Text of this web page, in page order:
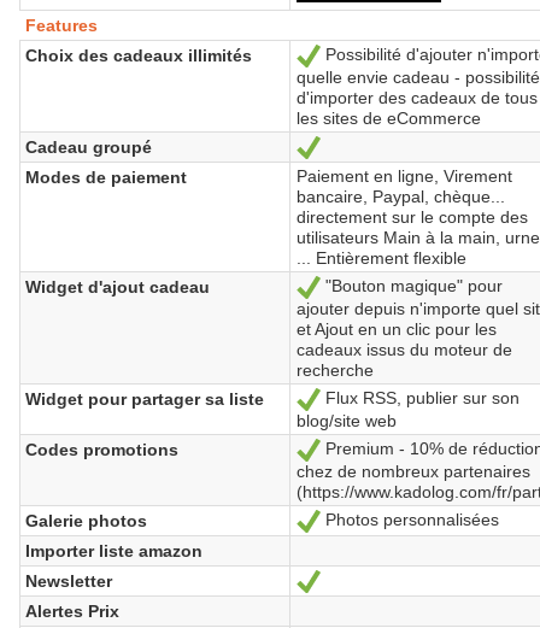
Features
Choix des cadeaux illimités
Yes
Possibilité d'ajouter
quelle envie cadeau - possibilité
d'importer des cadeaux de tous
les sites de eCommerce
Cadeau groupé
Yes
Modes de paiement
Paiement en ligne, Virement
bancaire, Paypal, chèque...
directement sur le compte des
utilisateurs Main à la main,
... Entièrement flexible
Widget d'ajout cadeau
Yes
"Bouton magique" pour
ajouter depuis n'importe quel
et Ajout en un clic pour les
cadeaux issus du moteur de
recherche
Widget pour partager sa liste
Yes
Flux RSS, publier sur son
blog/site web
Codes promotions
Yes
Premium - 10% de
chez de nombreux partenaires
(https://www.kadolog.com/fr/
Galerie photos
Yes
Photos personnalisées
Importer liste amazon
Newsletter
Yes
Alertes Prix